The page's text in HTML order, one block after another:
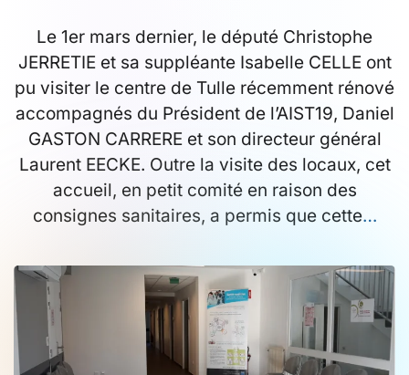
Le 1er mars dernier, le député Christophe
JERRETIE et sa suppléante Isabelle CELLE ont
pu visiter le centre de Tulle récemment rénové
accompagnés du Président de l’AIST19, Daniel
GASTON CARRERE et son directeur général
Laurent EECKE. Outre la visite des locaux, cet
accueil, en petit comité en raison des
consignes sanitaires, a permis que cette…